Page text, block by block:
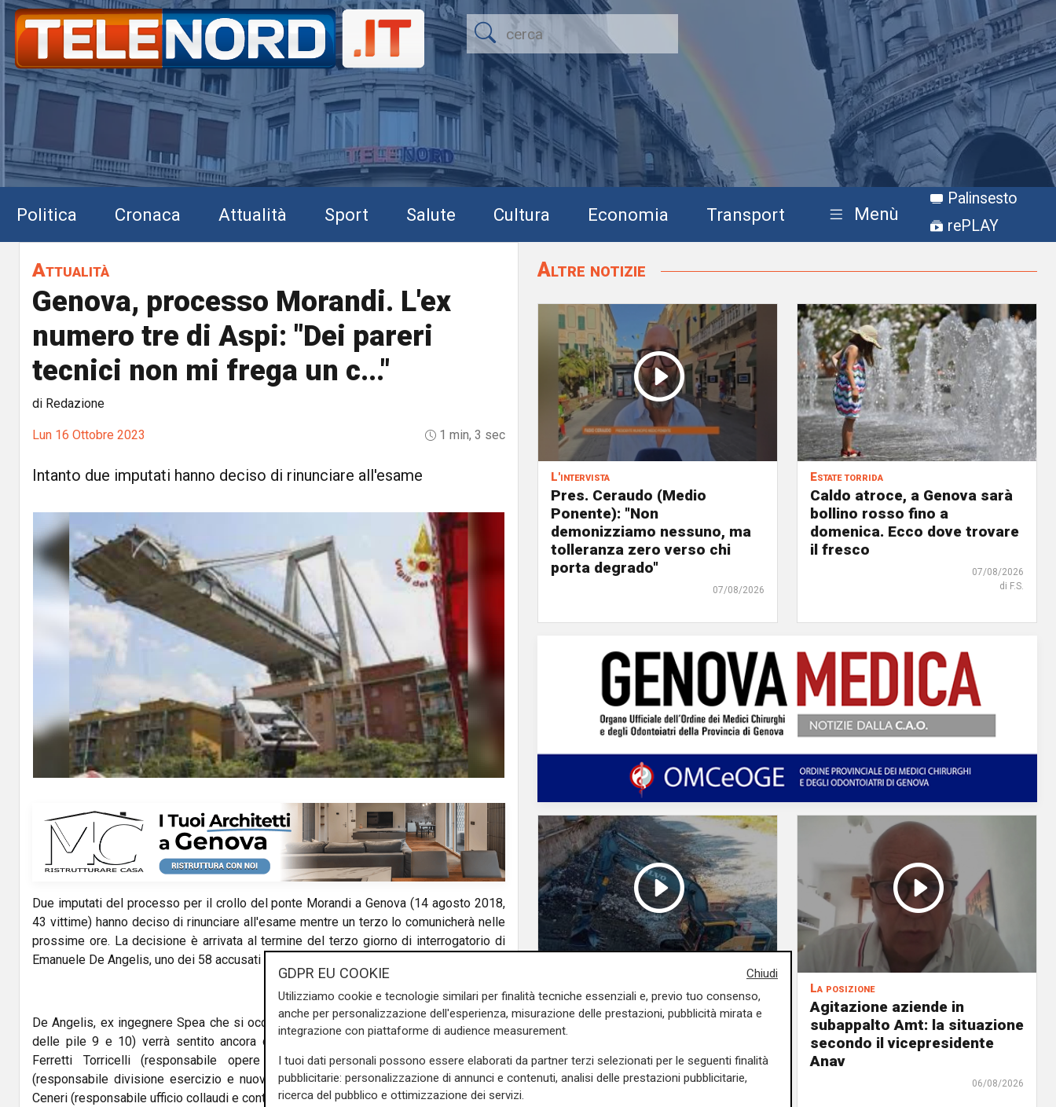
Politica Cronaca Attualità Sport Salute Cultura Economia Transport Menù
Palinsesto
rePLAY
Attualità
Genova, processo Morandi. L'ex
numero tre di Aspi: "Dei pareri
tecnici non mi frega un c..."
di Redazione
Lun 16 Ottobre 2023 1 min, 3 sec
Intanto due imputati hanno deciso di rinunciare all'esame
Due imputati del processo per il crollo del ponte Morandi a Genova (14 agosto 2018,
43 vittime) hanno deciso di rinunciare all'esame mentre un terzo lo comunicherà nelle
prossime ore. La decisione è arrivata al termine del terzo giorno di interrogatorio di
Emanuele De Angelis, uno dei 58 accusati della strage.
De Angelis, ex ingegnere Spea che si occupò del progetto del retrofitting (il rinforzo
delle pile 9 e 10) verrà sentito ancora domani. A rinunciare all'esame sono Lucio
Ferretti Torricelli (responsabile opere d'arte Spea) e Massimiliano Giacobbi
(responsabile divisione esercizio e nuove attività Spea). Ancora indeciso Maurizio
Ceneri (responsabile ufficio collaudi e controlli Spea).
Altre notizie
L'intervista
Pres. Ceraudo (Medio
Ponente): "Non
demonizziamo nessuno, ma
tolleranza zero verso chi
porta degrado"
07/08/2026
Estate torrida
Caldo atroce, a Genova sarà
bollino rosso fino a
domenica. Ecco dove trovare
il fresco
07/08/2026
di F.S.
Programma
Genova si prepara
all'autunno: oltre due milioni
torrenti
07/08/2026
La posizione
Agitazione aziende in
subappalto Amt: la situazione
secondo il vicepresidente
Anav
06/08/2026
Chiudi
GDPR EU COOKIE
Utilizziamo cookie e tecnologie similari per finalità tecniche essenziali e, previo tuo consenso,
anche per personalizzazione dell'esperienza, misurazione delle prestazioni, pubblicità mirata e
integrazione con piattaforme di audience measurement.
I tuoi dati personali possono essere elaborati da partner terzi selezionati per le seguenti finalità
pubblicitarie: personalizzazione di annunci e contenuti, analisi delle prestazioni pubblicitarie,
ricerca del pubblico e ottimizzazione dei servizi.